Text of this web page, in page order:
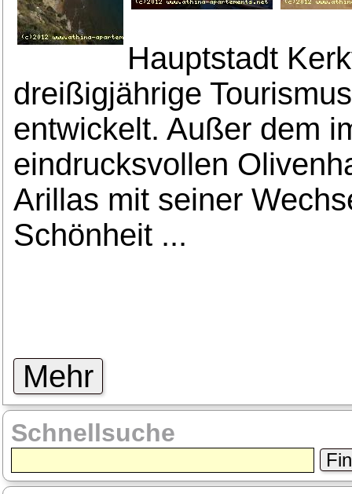
Hauptstadt
dreißigjährige
entwickelt. Außer dem
eindrucksvollen
Arillas mit seiner
Schönheit ...
Mehr
Schnellsuche